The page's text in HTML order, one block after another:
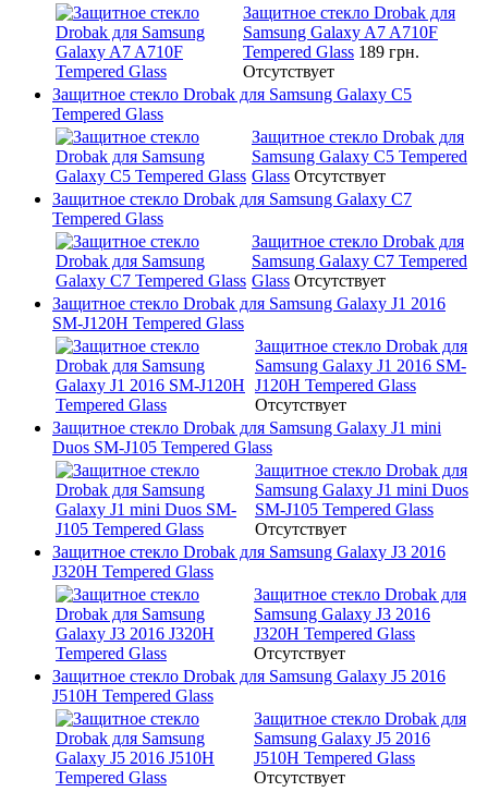
Защитное стекло Drobak для
Samsung Galaxy A7 A710F
Tempered Glass 189 грн.
Отсутствует
Защитное стекло Drobak для Samsung Galaxy C5
Tempered Glass
Защитное стекло Drobak для
Samsung Galaxy C5 Tempered
Glass Отсутствует
Защитное стекло Drobak для Samsung Galaxy C7
Tempered Glass
Защитное стекло Drobak для
Samsung Galaxy C7 Tempered
Glass Отсутствует
Защитное стекло Drobak для Samsung Galaxy J1 2016
SM-J120H Tempered Glass
Защитное стекло Drobak для
Samsung Galaxy J1 2016 SM-
J120H Tempered Glass
Отсутствует
Защитное стекло Drobak для Samsung Galaxy J1 mini
Duos SM-J105 Tempered Glass
Защитное стекло Drobak для
Samsung Galaxy J1 mini Duos
SM-J105 Tempered Glass
Отсутствует
Защитное стекло Drobak для Samsung Galaxy J3 2016
J320H Tempered Glass
Защитное стекло Drobak для
Samsung Galaxy J3 2016
J320H Tempered Glass
Отсутствует
Защитное стекло Drobak для Samsung Galaxy J5 2016
J510H Tempered Glass
Защитное стекло Drobak для
Samsung Galaxy J5 2016
J510H Tempered Glass
Отсутствует